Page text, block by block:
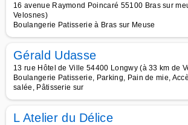
16 avenue Raymond Poincaré 55100 Bras sur
Velosnes)
Boulangerie Patisserie à Bras sur Meuse
Gérald Udasse
13 rue Hôtel de Ville 54400 Longwy (à 33 km de
Boulangerie Patisserie, Parking, Pain de mie,
salée, Pâtisserie sur
L Atelier du Délice